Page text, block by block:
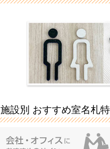
施設別 おすすめ室名札